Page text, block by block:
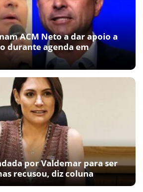
ACM Neto a dar apoio a
durante agenda em
por Valdemar para ser
recusou, diz coluna